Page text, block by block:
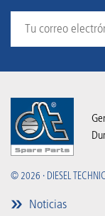
© 2026 · DIESEL
Noticias